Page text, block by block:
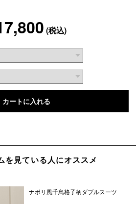
(税込)
を見ている人にオススメ
ナポリ風千鳥格子柄ダブルスーツ